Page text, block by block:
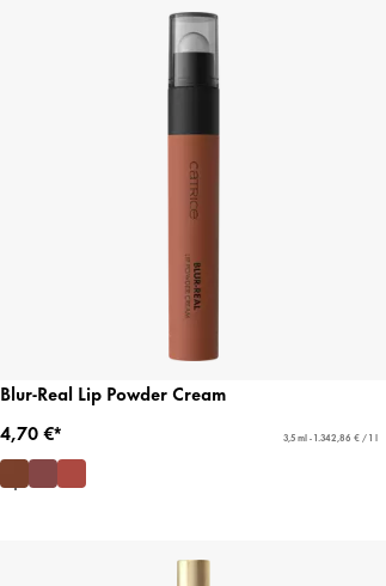
Blur-Real Lip Powder Cream
4,70 €*
3,5 ml - 1.342,86 € / 1 l